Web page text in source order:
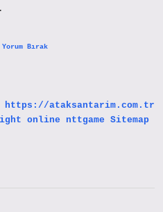
Yorum Bırak
https://ataksantarim.com.tr
online nttgame Sitemap